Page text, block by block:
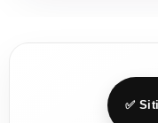
se
✅